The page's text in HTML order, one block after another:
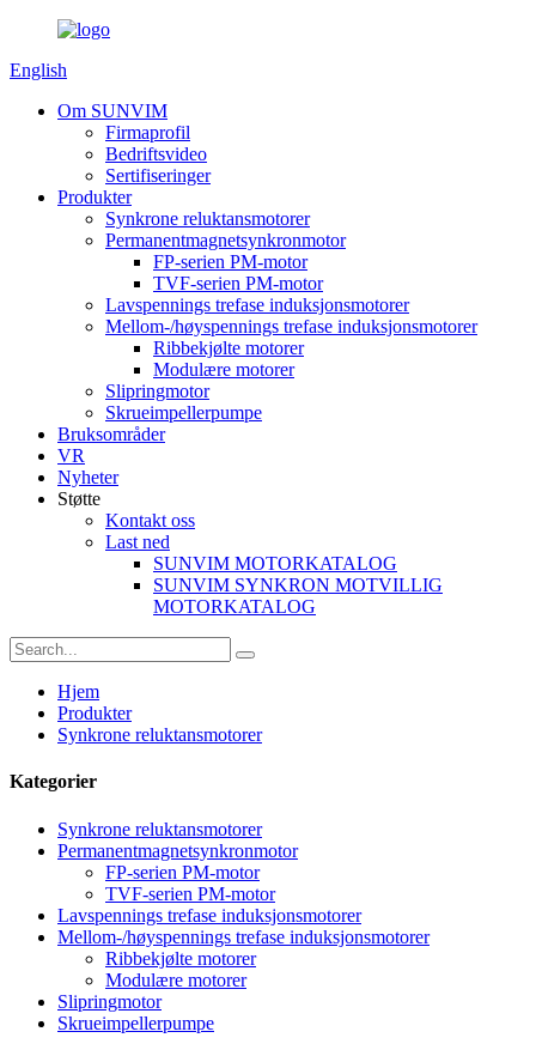
English
Om SUNVIM
Firmaprofil
Bedriftsvideo
Sertifiseringer
Produkter
Synkrone reluktansmotorer
Permanentmagnetsynkronmotor
FP-serien PM-motor
TVF-serien PM-motor
Lavspennings trefase induksjonsmotorer
Mellom-/høyspennings trefase induksjonsmotorer
Ribbekjølte motorer
Modulære motorer
Slipringmotor
Skrueimpellerpumpe
Bruksområder
VR
Nyheter
Støtte
Kontakt oss
Last ned
SUNVIM MOTORKATALOG
SUNVIM SYNKRON MOTVILLIG
MOTORKATALOG
Hjem
Produkter
Synkrone reluktansmotorer
Kategorier
Synkrone reluktansmotorer
Permanentmagnetsynkronmotor
FP-serien PM-motor
TVF-serien PM-motor
Lavspennings trefase induksjonsmotorer
Mellom-/høyspennings trefase induksjonsmotorer
Ribbekjølte motorer
Modulære motorer
Slipringmotor
Skrueimpellerpumpe